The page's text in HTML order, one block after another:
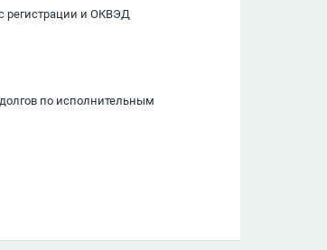
регистрации и ОКВЭД
по исполнительным